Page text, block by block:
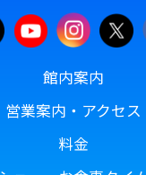
館内案内
営業案内・アクセス
料金